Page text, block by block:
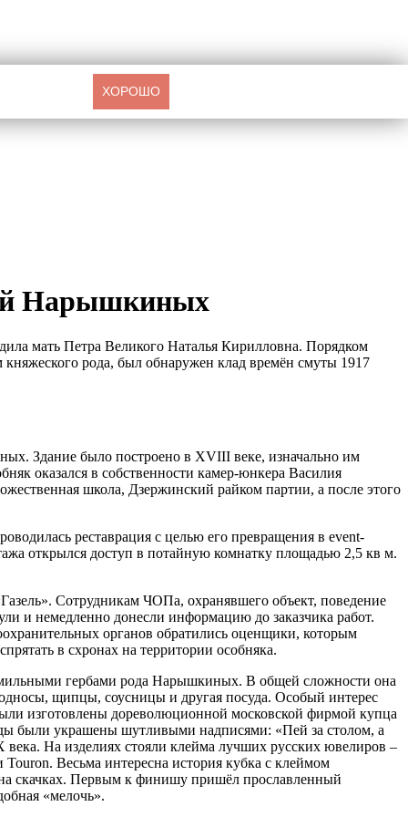
Нарышкиных
мать Петра Великого Наталья Кирилловна. Порядком
рода, был обнаружен клад времён смуты 1917
Здание было построено в XVIII веке, изначально им
оказался в собственности камер-юнкера Василия
школа, Дзержинский райком партии, а после этого
реставрация с целью его превращения в event-
открылся доступ в потайную комнатку площадью 2,5 кв м.
Сотрудникам ЧОПа, охранявшего объект, поведение
и немедленно донесли информацию до заказчика работ.
органов обратились оценщики, которым
в схронах на территории особняка.
гербами рода Нарышкиных. В общей сложности она
щипцы, соусницы и другая посуда. Особый интерес
изготовлены дореволюционной московской фирмой купца
были украшены шутливыми надписями: «Пей за столом, а
На изделиях стояли клейма лучших русских ювелиров –
Весьма интересна история кубка с клеймом
скачках. Первым к финишу пришёл прославленный
«мелочь».
ХОРОШО